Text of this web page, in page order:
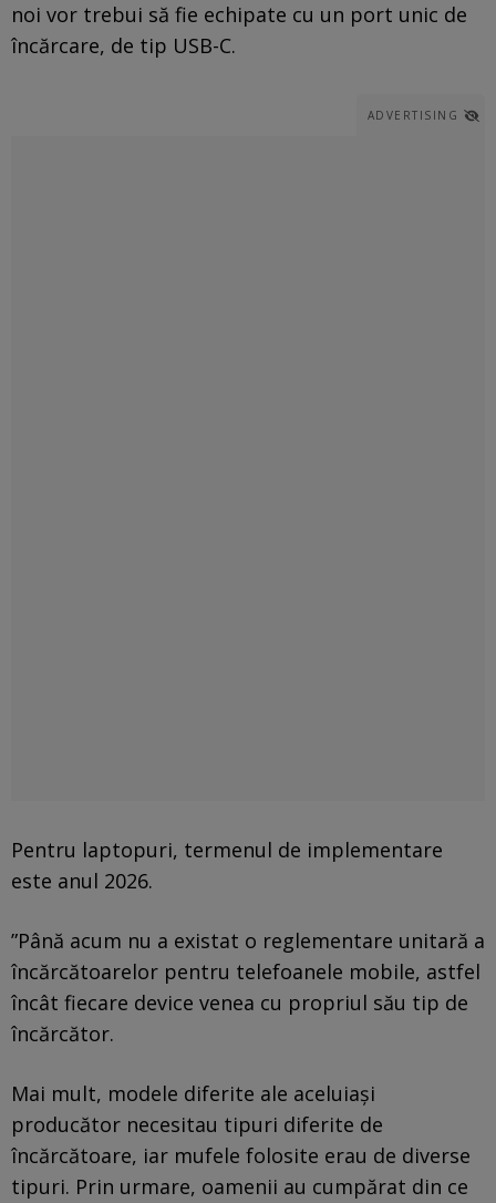
noi vor trebui să fie echipate cu un port unic de
încărcare, de tip USB-C.
ADVERTISING
Pentru laptopuri, termenul de implementare
este anul 2026.
”Până acum nu a existat o reglementare unitară a
încărcătoarelor pentru telefoanele mobile, astfel
încât fiecare device venea cu propriul său tip de
încărcător.
Mai mult, modele diferite ale aceluiași
producător necesitau tipuri diferite de
încărcătoare, iar mufele folosite erau de diverse
tipuri. Prin urmare, oamenii au cumpărat din ce